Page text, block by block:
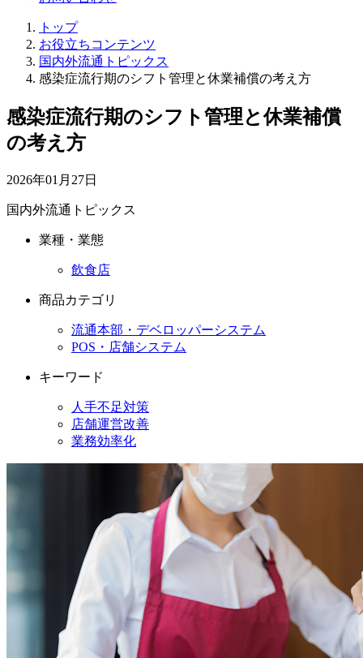
トップ
お役立ちコンテンツ
国内外流通トピックス
感染症流行期のシフト管理と休業補償の考え方
感染症流行期のシフト管理と休業補償
の考え方
2026年01月27日
国内外流通トピックス
業種・業態
飲食店
商品カテゴリ
流通本部・デベロッパーシステム
POS・店舗システム
キーワード
人手不足対策
店舗運営改善
業務効率化